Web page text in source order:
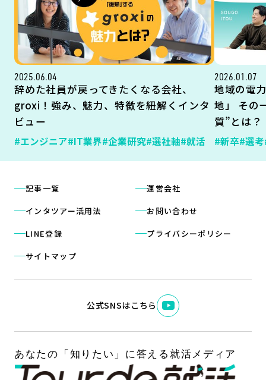
2025.06.04
辞めた社員が戻ってきたくなる会社、
groxi！強み、魅力、特徴を紐解くインタ
ビュー
#エンジニア#IT業界#企業研究#選社軸#就活
2026.01.07
地域の電
地」 その
質”とは？
#新卒#選考
記事一覧
インタツアー活用法
LINE登録
サイトマップ
運営会社
お問い合わせ
プライバシーポリシー
公式SNSはこちら